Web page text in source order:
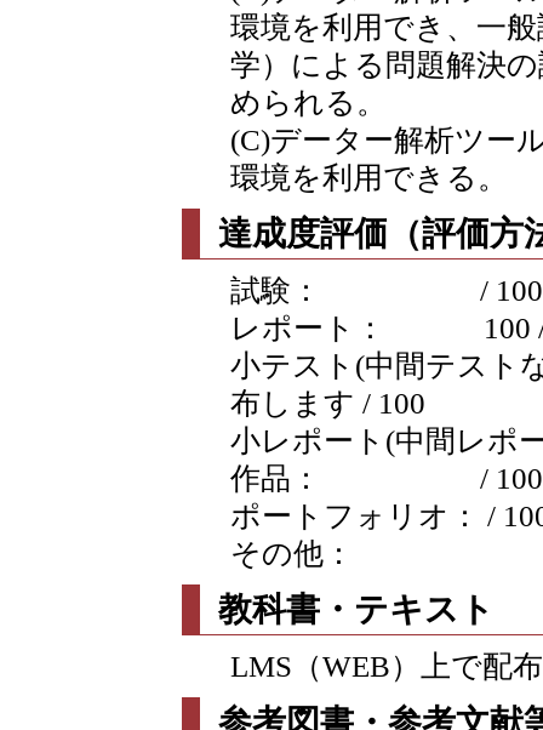
環境を利用でき、一
学）による問題解決
められる。
(C)データー解析ツー
環境を利用できる。
達成度評価（評価方
試験： / 100
レポート： 100 /
小テスト(中間テスト
布します / 100
小レポート(中間レポ
作品： / 100
ポートフォリオ： /
その他：
教科書・テキスト
LMS（WEB）上で配
参考図書・参考文献